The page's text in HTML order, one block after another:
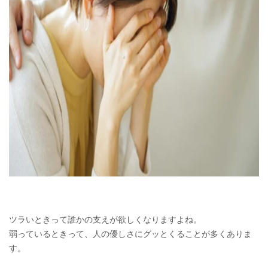
ツラいときって誰かの支えが欲しくなりますよね。
弱っているときって、人の優しさにグッとくることが多くありま
す。